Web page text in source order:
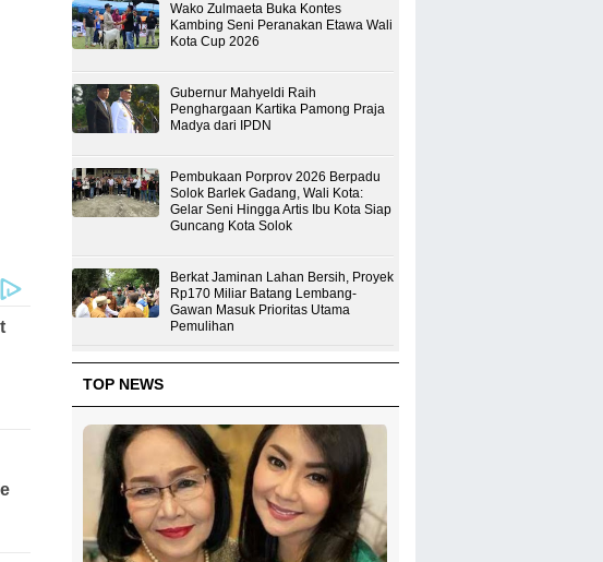
Wako Zulmaeta Buka Kontes
Kambing Seni Peranakan Etawa Wali
Kota Cup 2026
Gubernur Mahyeldi Raih
Penghargaan Kartika Pamong Praja
Madya dari IPDN
Pembukaan Porprov 2026 Berpadu
Solok Barlek Gadang, Wali Kota:
Gelar Seni Hingga Artis Ibu Kota Siap
Guncang Kota Solok
Berkat Jaminan Lahan Bersih, Proyek
Rp170 Miliar Batang Lembang-
Gawan Masuk Prioritas Utama
Pemulihan
TOP NEWS